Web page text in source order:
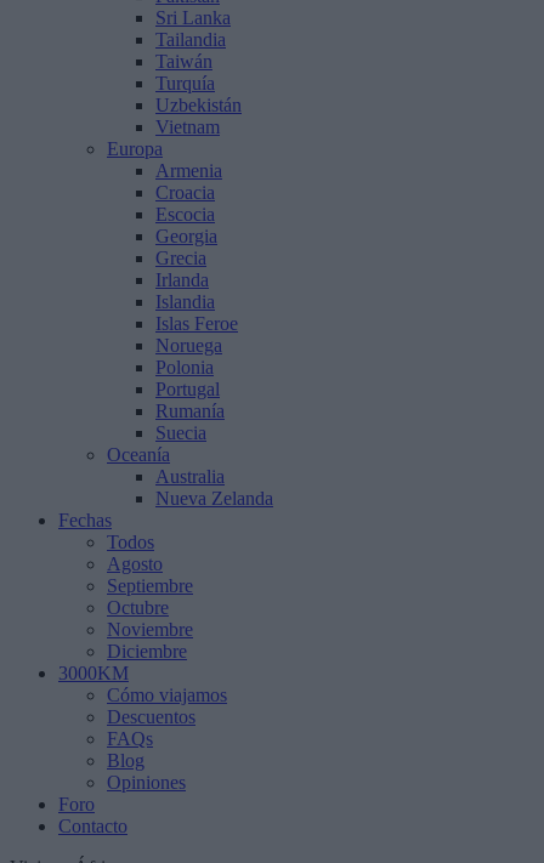
Sri Lanka
Tailandia
Taiwán
Turquía
Uzbekistán
Vietnam
Europa
Armenia
Croacia
Escocia
Georgia
Grecia
Irlanda
Islandia
Islas Feroe
Noruega
Polonia
Portugal
Rumanía
Suecia
Oceanía
Australia
Nueva Zelanda
Fechas
Todos
Agosto
Septiembre
Octubre
Noviembre
Diciembre
3000KM
Cómo viajamos
Descuentos
FAQs
Blog
Opiniones
Foro
Contacto